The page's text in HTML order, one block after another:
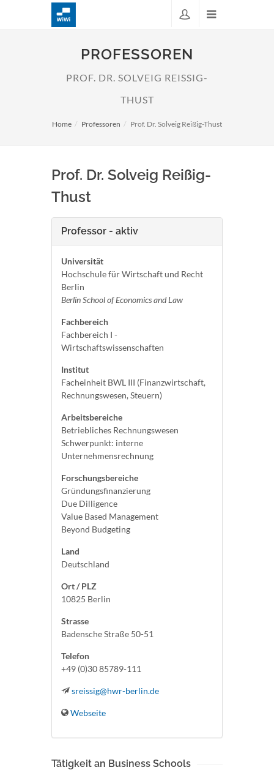
PROFESSOREN
PROF. DR. SOLVEIG REISSIG-T
HUST
Home Professoren Prof. Dr. Solveig Reißig-Thust
Prof. Dr. Solveig Reißig-
Thust
Professor - aktiv
Universität
Hochschule für Wirtschaft und Recht
Berlin
Berlin School of Economics and Law
Fachbereich
Fachbereich I -
Wirtschaftswissenschaften
Institut
Facheinheit BWL III (Finanzwirtschaft,
Rechnungswesen, Steuern)
Arbeitsbereiche
Betriebliches Rechnungswesen
Schwerpunkt: interne
Unternehmensrechnung
Forschungsbereiche
Gründungsfinanzierung
Due Dilligence
Value Based Management
Beyond Budgeting
Land
Deutschland
Ort / PLZ
10825 Berlin
Strasse
Badensche Straße 50-51
Telefon
+49 (0)30 85789-111
sreissig@hwr-berlin.de
Webseite
Tätigkeit an Business Schools